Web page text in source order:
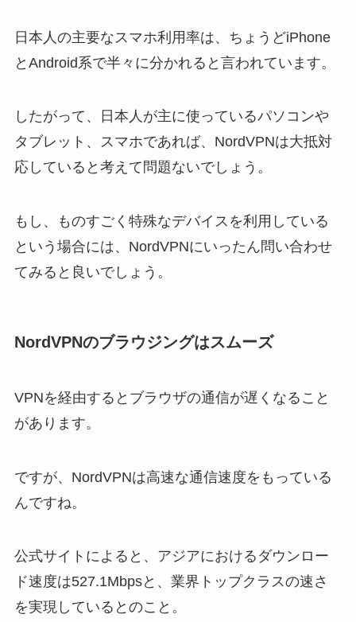
日本人の主要なスマホ利用率は、ちょうどiPhone
とAndroid系で半々に分かれると言われています。
したがって、日本人が主に使っているパソコンや
タブレット、スマホであれば、NordVPNは大抵対
応していると考えて問題ないでしょう。
もし、ものすごく特殊なデバイスを利用している
という場合には、NordVPNにいったん問い合わせ
てみると良いでしょう。
NordVPNのブラウジングはスムーズ
VPNを経由するとブラウザの通信が遅くなること
があります。
ですが、NordVPNは高速な通信速度をもっている
んですね。
公式サイトによると、アジアにおけるダウンロー
ド速度は527.1Mbpsと、業界トップクラスの速さ
を実現しているとのこと。